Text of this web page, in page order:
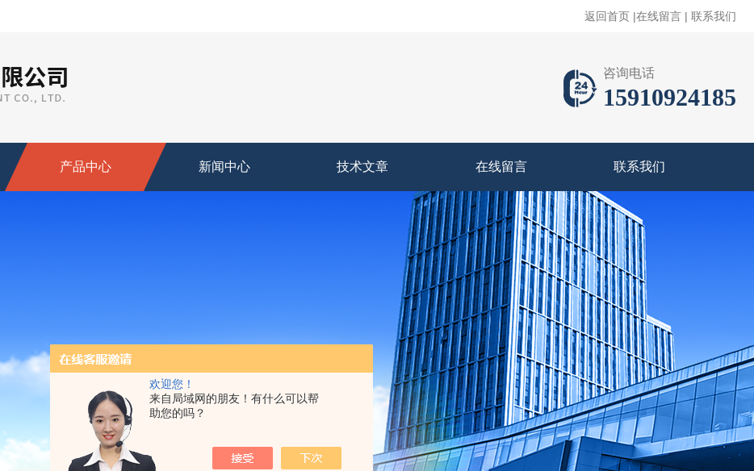
欢迎您！
来自局域网的朋友！有什么可以帮
助您的吗？
返回首页 |在线留言 | 联系我们
咨询电话
15910924185
产品中心 新闻中心 技术文章 在线留言 联系我们